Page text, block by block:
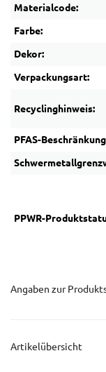
Materialcode:
Farbe:
Dekor:
Verpackungsart:
Recyclinghinweis:
PFAS-
PPWR-
Angaben zur
Artikelübersicht